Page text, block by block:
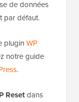
de données
par défaut.
plugin WP
notre guide
.
Resetdans